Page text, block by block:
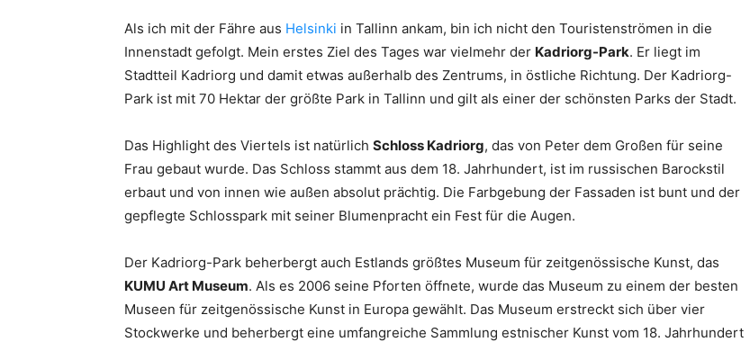
Als ich mit der Fähre aus Helsinki in Tallinn ankam, bin ich nicht den Touristenströmen in die
Innenstadt gefolgt. Mein erstes Ziel des Tages war vielmehr der Kadriorg-Park. Er liegt im
Stadtteil Kadriorg und damit etwas außerhalb des Zentrums, in östliche Richtung. Der Kadriorg-
Park ist mit 70 Hektar der größte Park in Tallinn und gilt als einer der schönsten Parks der Stadt.
Das Highlight des Viertels ist natürlich Schloss Kadriorg, das von Peter dem Großen für seine
Frau gebaut wurde. Das Schloss stammt aus dem 18. Jahrhundert, ist im russischen Barockstil
erbaut und von innen wie außen absolut prächtig. Die Farbgebung der Fassaden ist bunt und der
gepflegte Schlosspark mit seiner Blumenpracht ein Fest für die Augen.
Der Kadriorg-Park beherbergt auch Estlands größtes Museum für zeitgenössische Kunst, das
KUMU Art Museum. Als es 2006 seine Pforten öffnete, wurde das Museum zu einem der besten
Museen für zeitgenössische Kunst in Europa gewählt. Das Museum erstreckt sich über vier
Stockwerke und beherbergt eine umfangreiche Sammlung estnischer Kunst vom 18. Jahrhundert